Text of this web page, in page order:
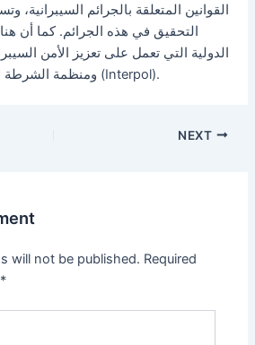
القوانين المتعلقة بالجرائم السيبرانية،
التحقيق في هذه الجرائم. كما أن
الدولية التي تعمل على تعزيز الأمن
للاتصالات (ITU) ومنظمة الشرطة الدولية (Interpol).
NEXT
will not be published. Required
*